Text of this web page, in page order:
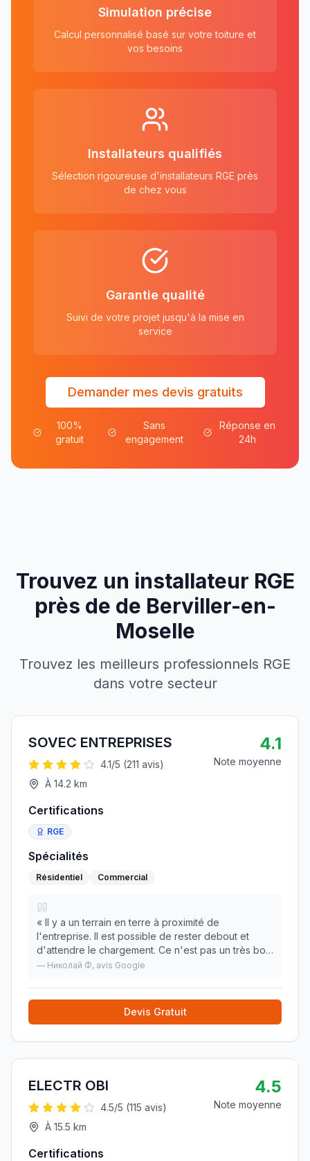
Simulation précise
Calcul personnalisé basé sur votre toiture et
vos besoins
Installateurs qualifiés
Sélection rigoureuse d'installateurs RGE près
de chez vous
Garantie qualité
Suivi de votre projet jusqu'à la mise en
service
Demander mes devis gratuits
100%
gratuit
Sans
engagement
Réponse en
24h
Trouvez un installateur RGE
près de de Berviller-en-
Moselle
Trouvez les meilleurs professionnels RGE
dans votre secteur
SOVEC ENTREPRISES
4.1/5 (211 avis)
À 14.2 km
4.1
Note moyenne
Certifications
RGE
Spécialités
Résidentiel Commercial
« Il y a un terrain en terre à proximité de
l'entreprise. Il est possible de rester debout et
d'attendre le chargement. Ce n'est pas un très bon
emplacement pour le week-end, mais s'il n'y a pas
— Николай Ф, avis Google
Devis Gratuit
ELECTR OBI
4.5/5 (115 avis)
À 15.5 km
4.5
Note moyenne
Certifications